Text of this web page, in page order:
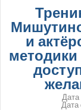
и
методики
Дата
Дата